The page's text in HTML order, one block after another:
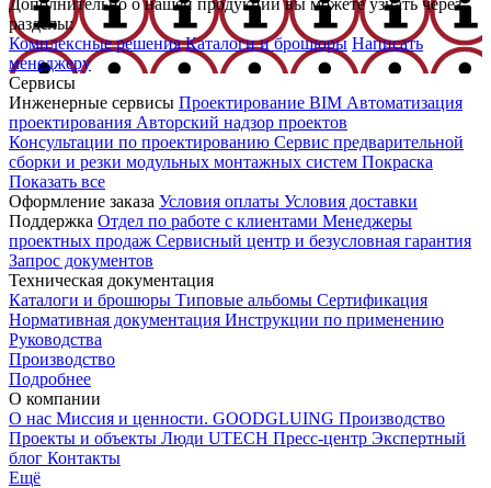
Дополнительно о нашей продукции вы можете узнать через
разделы:
Комплексные решения Каталоги и брошюры Написать
менеджеру
Сервисы
Инженерные сервисы Проектирование BIM Автоматизация
проектирования Авторский надзор проектов
Консультации по проектированию Сервис предварительной
сборки и резки модульных монтажных систем Покраска
Показать все
Оформление заказа Условия оплаты Условия доставки
Поддержка Отдел по работе с клиентами Менеджеры
проектных продаж Сервисный центр и безусловная гарантия
Запрос документов
Техническая документация
Каталоги и брошюры Типовые альбомы Сертификация
Нормативная документация Инструкции по применению
Руководства
Производство
Подробнее
О компании
О нас Миссия и ценности. GOODGLUING Производство
Проекты и объекты Люди UTECH Пресс-центр Экспертный
блог Контакты
Ещё